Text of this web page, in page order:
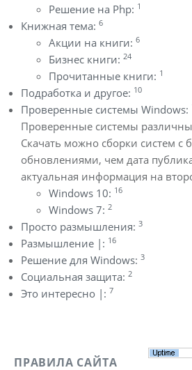
Решение на Php: 1
Книжная тема: 6
Акции на книги: 6
Бизнес книги: 24
Прочитанные книги: 1
Подработка и другое: 10
Проверенные системы Windows:
Проверенные системы
Скачать можно сборки систем с
обновлениями, чем дата
актуальная информация на
Windows 10: 16
Windows 7: 2
Просто размышления: 3
Размышление |: 16
Решение для Windows: 3
Социальная защита: 2
Это интересно |: 7
ПРАВИЛА САЙТА